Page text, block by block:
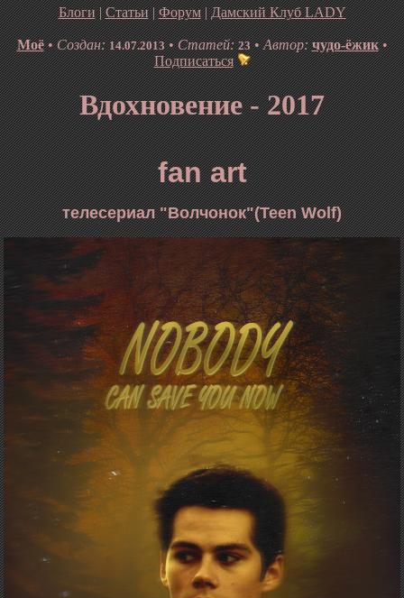
Блоги|Статьи|Форум|Дамский Клуб LADY
Моё•Создан: 14.07.2013•Статей: 23•Автор: чудо-ёжик•
Подписаться
Вдохновение - 2017
fan art
телесериал "Волчонок"(Teen Wolf)